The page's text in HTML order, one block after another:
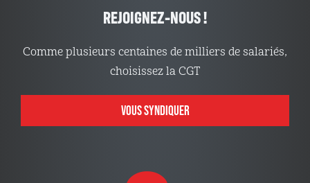
REJOIGNEZ-NOUS !
Comme plusieurs centaines de milliers de salariés,
choisissez la CGT
VOUS SYNDIQUER